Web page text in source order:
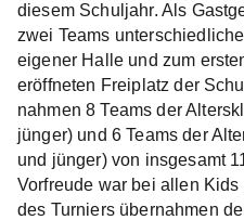
diesem Schuljahr. Als
zwei Teams
eigener Halle und zum
eröffneten Freiplatz der
nahmen 8 Teams der
jünger) und 6 Teams der
und jünger) von insgesamt
Vorfreude war bei allen
des Turniers übernahmen